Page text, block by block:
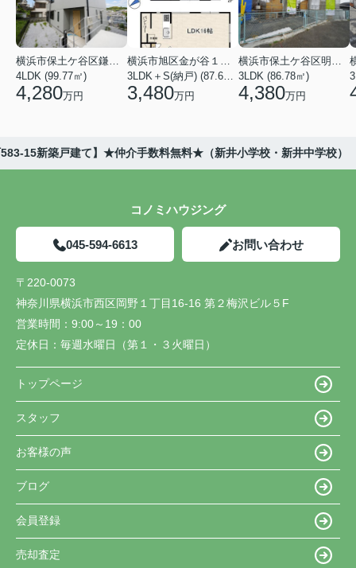
4LDK (99.77㎡)
4,280万円 3,480万円
3LDK (86.78㎡)
4,380万円
15新築戸建て】★仲介手数料無料★（新井小学校・新井中学校）
コノミハウジング
045-594-6613 お問い合わせ
〒220-0073
神奈川県横浜市西区岡野１丁目16-16 第２梅沢ビル５F
営業時間： 9:00～19：00
定休日： 毎週水曜日（第１・３火曜日）
トップページ
スタッフ
お客様の声
ブログ
会員登録
売却査定